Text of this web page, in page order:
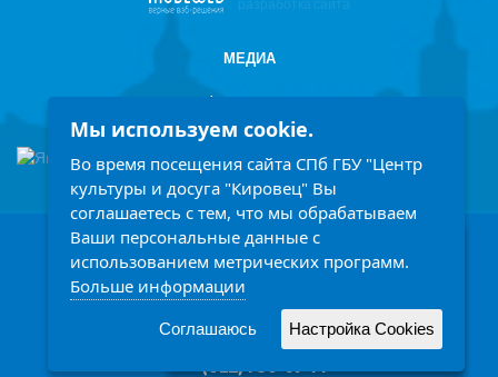
разработка сайта
МЕДИА
Фотоотчеты
Информация в СМИ
198207, Санкт-Петербург, проспект Стачек 158
Ежедневно с 9.00 до 21.00 часов
Написать обращение
(812) 758-14-77
Заголовок
Описание
Читать подробней
Принять
Мы используем cookie.
Во время посещения сайта СПб ГБУ "Центр
культуры и досуга "Кировец" Вы
соглашаетесь с тем, что мы обрабатываем
Ваши персональные данные с
использованием метрических программ.
Больше информации
Соглашаюсь Настройка Cookies